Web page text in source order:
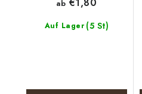
Auf Lager (5 St)
ab